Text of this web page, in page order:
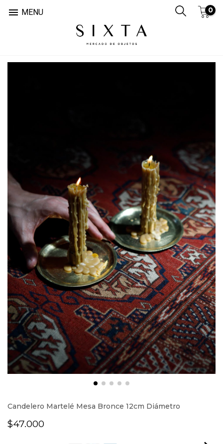
 MENU 0
Candelero Martelé Mesa Bronce 12cm Diámetro
$47.000